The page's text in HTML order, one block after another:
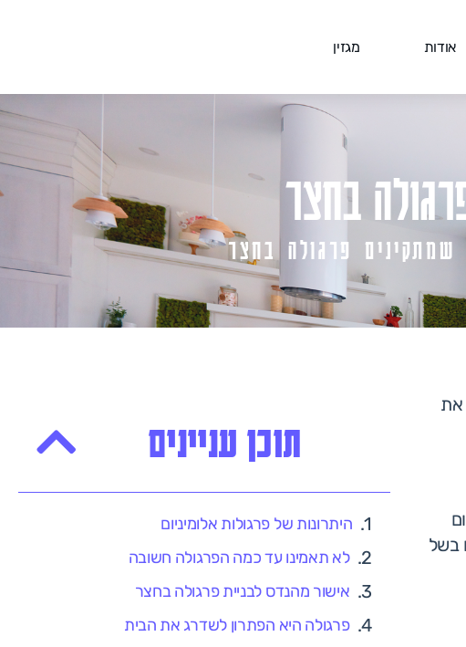
אודות מגזין
בחצר
פרגולה בחצר
תוכן עניינים
היתרונות של פרגולות אלומיניום
לא תאמינו עד כמה הפרגולה חשובה
אישור מהנדס לבניית פרגולה בחצר
פרגולה היא הפתרון לשדרג את הבית
את
בשל